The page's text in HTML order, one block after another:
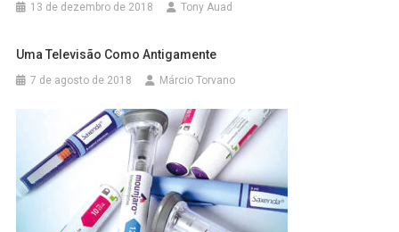
13 de dezembro de 2018 Tony Auad
Uma Televisão Como Antigamente
7 de agosto de 2018 Márcio Torvano